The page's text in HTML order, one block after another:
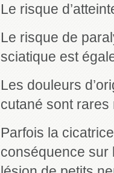
Le risque
Le risque de
sciatique est
Les douleurs
cutané sont rares
Parfois la
conséquence sur